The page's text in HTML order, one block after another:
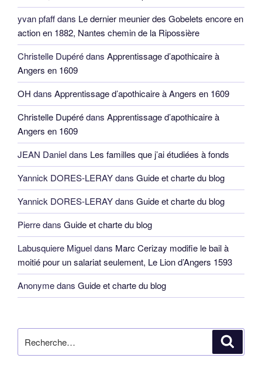
yvan pfaffdans Le dernier meunier des Gobelets encore en
action en 1882, Nantes chemin de la Ripossière
Christelle Dupérédans Apprentissage d’apothicaire à
Angers en 1609
OH dans Apprentissage d’apothicaire à Angers en 1609
Christelle Dupérédans Apprentissage d’apothicaire à
Angers en 1609
JEAN Danieldans Les familles que j’ai étudiées à fonds
Yannick DORES-LERAYdans Guide et charte du blog
Yannick DORES-LERAYdans Guide et charte du blog
Pierredans Guide et charte du blog
Labusquiere Migueldans Marc Cerizay modifie le bail à
moitié pour un salariat seulement, Le Lion d’Angers 1593
Anonymedans Guide et charte du blog
pour